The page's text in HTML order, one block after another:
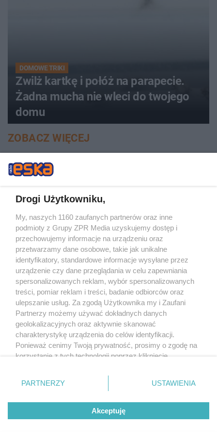
DOMOWE TRIKI
Zwilż kartkę i połóż na parapecie.
Żadna mucha nie wleci do twojego
domu
ZOBACZ WIĘCEJ
Żaden utwór zamieszczony w serwisie nie może być powielany i
Drogi Użytkowniku,
My, naszych 1160 zaufanych partnerów oraz inne
podmioty z Grupy ZPR Media uzyskujemy dostęp i
przechowujemy informacje na urządzeniu oraz
przetwarzamy dane osobowe, takie jak unikalne
identyfikatory, standardowe informacje wysyłane przez
urządzenie czy dane przeglądania w celu zapewniania
spersonalizowanych reklam, wybór spersonalizowanych
treści, pomiar reklam i treści, badanie odbiorców oraz
ulepszanie usług. Za zgodą Użytkownika my i Zaufani
Partnerzy możemy używać dokładnych danych
geolokalizacyjnych oraz aktywnie skanować
charakterystykę urządzenia do celów identyfikacji.
Ponieważ cenimy Twoją prywatność, prosimy o zgodę na
korzystanie z tych technologii poprzez kliknięcie
zmienić/wycofać klikając przycisk ustawień prywatności
znajdujący się w lewym dolnym rogu strony
rodzaje przetwarzania danych nie wymagają zgody
użytkownika, ale masz prawo sprzeciwić się takiemu
przetwarzaniu. Preferencje będą miały zastosowanie tylko
PARTNERZY USTAWIENIA
Akceptuję